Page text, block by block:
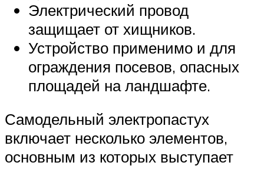
Электрический провод
защищает от хищников.
Устройство применимо и для
ограждения посевов, опасных
площадей на ландшафте.
Самодельный электропастух
включает несколько элементов,
основным из которых выступает